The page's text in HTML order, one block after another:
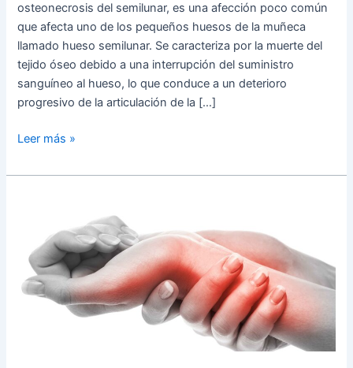
osteonecrosis del semilunar, es una afección poco común
que afecta uno de los pequeños huesos de la muñeca
llamado hueso semilunar. Se caracteriza por la muerte del
tejido óseo debido a una interrupción del suministro
sanguíneo al hueso, lo que conduce a un deterioro
progresivo de la articulación de la […]
Leer más »
Esguince
de
Muñeca